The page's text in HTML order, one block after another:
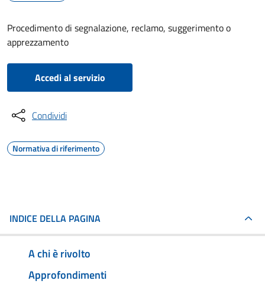
Procedimento di segnalazione, reclamo, suggerimento o
apprezzamento
Accedi al servizio
Condividi
Normativa di riferimento
INDICE DELLA PAGINA
A chi è rivolto
Approfondimenti